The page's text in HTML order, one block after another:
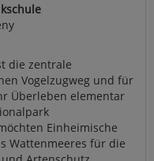
die zentrale
Vogelzugweg und für
Überleben elementar
Einheimische
Wattenmeeres für die